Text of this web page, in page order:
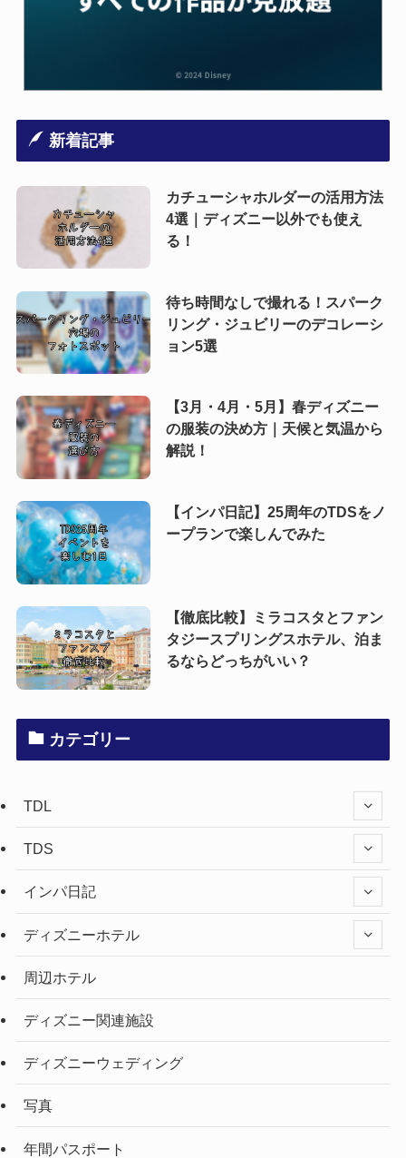
新着記事
カチューシャホルダーの活用方法
4選｜ディズニー以外でも使え
る！
待ち時間なしで撮れる！スパーク
リング・ジュビリーのデコレーシ
ョン5選
【3月・4月・5月】春ディズニー
の服装の決め方｜天候と気温から
解説！
【インパ日記】25周年のTDSをノ
ープランで楽しんでみた
【徹底比較】ミラコスタとファン
タジースプリングスホテル、泊ま
るならどっちがいい？
カテゴリー
TDL
TDS
インパ日記
ディズニーホテル
周辺ホテル
ディズニー関連施設
ディズニーウェディング
写真
年間パスポート